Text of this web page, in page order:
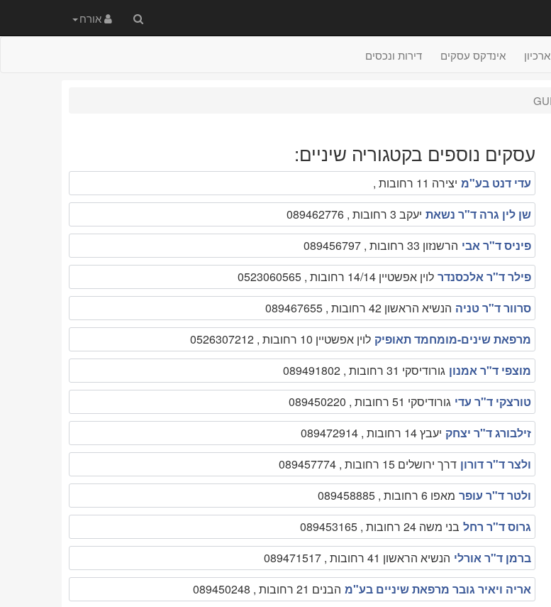
חיפוש
באתר
אורח
ארכיון אינדקס עסקים דירות ונכסים
עסקים נוספים בקטגוריה שיניים:
עדי דנט בע"מ יצירה 11 רחובות ,
שן לין גרה ד"ר נשאת יעקב 3 רחובות , 089462776
פיניס ד"ר אבי הרשנזון 33 רחובות , 089456797
פילר ד"ר אלכסנדר לוין אפשטיין 14/14 רחובות , 0523060565
סרוור ד"ר טניה הנשיא הראשון 42 רחובות , 089467655
מרפאת שינים-מומחמד תאופיק לוין אפשטיין 10 רחובות , 0526307212
מוצפי ד"ר אמנון גורודיסקי 31 רחובות , 089491802
טורצקי ד"ר עדי גורודיסקי 51 רחובות , 089450220
זילבורג ד"ר יצחק יעבץ 14 רחובות , 089472914
ולצר ד"ר דורון דרך ירושלים 15 רחובות , 089457774
ולטר ד"ר עופר מאפו 6 רחובות , 089458885
גרוס ד"ר רחל בני משה 24 רחובות , 089453165
ברמן ד"ר אורלי הנשיא הראשון 41 רחובות , 089471517
אריה ויאיר גובר מרפאת שיניים בע"מ הבנים 21 רחובות , 089450248